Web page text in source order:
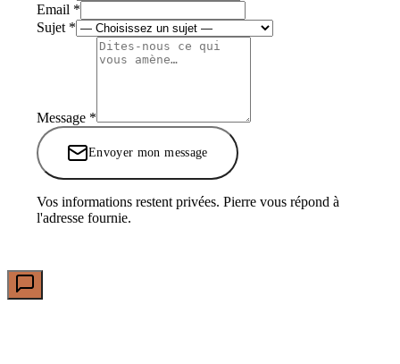
Email *
Sujet *
Message *
Envoyer mon message
Vos informations restent privées. Pierre vous répond à
l'adresse fournie.